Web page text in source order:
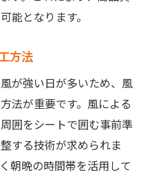
能となります。
方法
が強い日が多いため、風
法が重要です。風による
囲をシートで囲む事前準
する技術が求められま
朝晩の時間帯を活用して